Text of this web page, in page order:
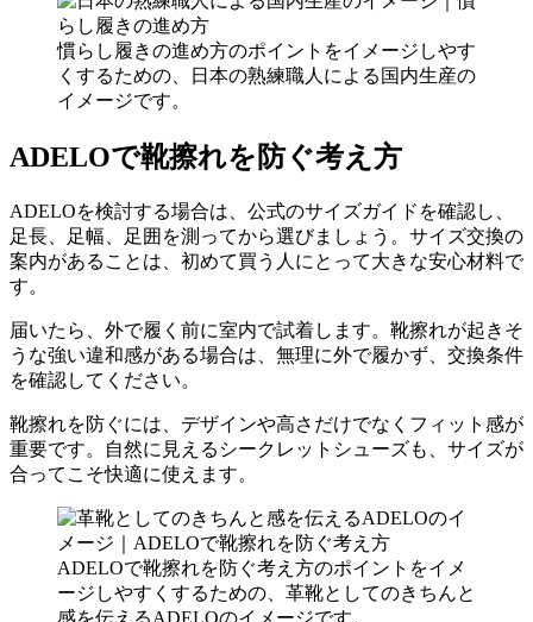
慣らし履きの進め方のポイントをイメージしやす
くするための、日本の熟練職人による国内生産の
イメージです。
ADELOで靴擦れを防ぐ考え方
ADELOを検討する場合は、公式のサイズガイドを確認し、
足長、足幅、足囲を測ってから選びましょう。サイズ交換の
案内があることは、初めて買う人にとって大きな安心材料で
す。
届いたら、外で履く前に室内で試着します。靴擦れが起きそ
うな強い違和感がある場合は、無理に外で履かず、交換条件
を確認してください。
靴擦れを防ぐには、デザインや高さだけでなくフィット感が
重要です。自然に見えるシークレットシューズも、サイズが
合ってこそ快適に使えます。
ADELOで靴擦れを防ぐ考え方のポイントをイメ
ージしやすくするための、革靴としてのきちんと
感を伝えるADELOのイメージです。